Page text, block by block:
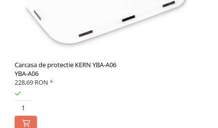
Carcasa de protectie KERN YBA-A06
YBA-A06
228,69 RON *